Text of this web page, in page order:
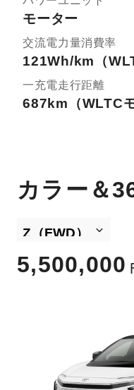
モーター
交流電力量消費率
121Wh/km（
一充電走行距離
687km（WLTCモ
カラー＆
5,500,000